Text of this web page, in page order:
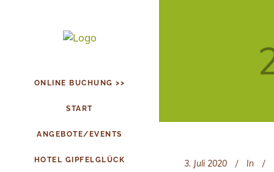
ONLINE BUCHUNG >>
START
ANGEBOTE/EVENTS
HOTEL GIPFELGLÜCK 3. Juli 2020 In